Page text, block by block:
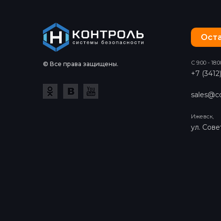
© Все права защищены. С 9:00 -
+7
Ижевск,
ул.